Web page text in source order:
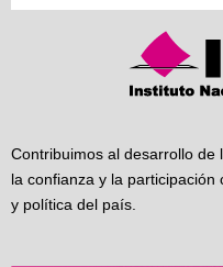
Contribuimos al desarrollo de
la confianza y la
y política del país.